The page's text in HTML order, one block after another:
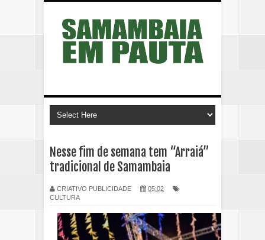
Nesse fim de semana tem “Arraiá”
tradicional de Samambaia
CRIATIVO PUBLICIDADE
05:02
CULTURA